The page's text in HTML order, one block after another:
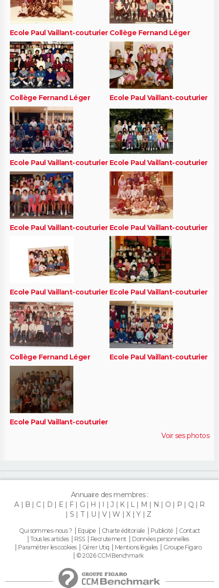
Ecole Paul Vaillant-couturier Collège Fernand Léger
Collège Fernand Léger Ecole Paul Vaillant-couturier
Ecole Paul Vaillant-couturier Ecole Paul Vaillant-couturier
Ecole Paul Vaillant-couturier Ecole Paul Vaillant-couturier
Ecole Paul Vaillant-couturier Ecole Paul Vaillant-couturier
Collège Fernand Léger Ecole Paul Vaillant-couturier
Ecole Paul Vaillant-couturier
Voir ses photos
Annuaire des membres :
A
B C D E F G H J K L M N O P Q
R
S
T U V W X Y Z
Qui sommes-nous ? Equipe Charte éditoriale Publicité
Contact
Tous les articles
RSS Recrutement
Données personnelles
Paramétrer les cookies
Gérer Utiq Mentions légales
Groupe Figaro
© 2026 CCM Benchmark